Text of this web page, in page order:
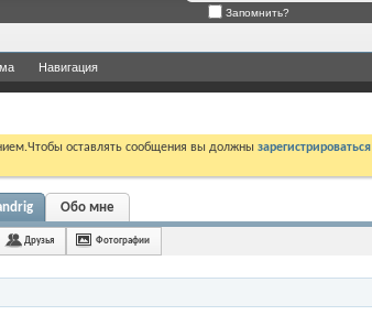
Запомнить?
Навигация
оставлять сообщения вы должны зарегистрироваться
Обо мне
Друзья Фотографии